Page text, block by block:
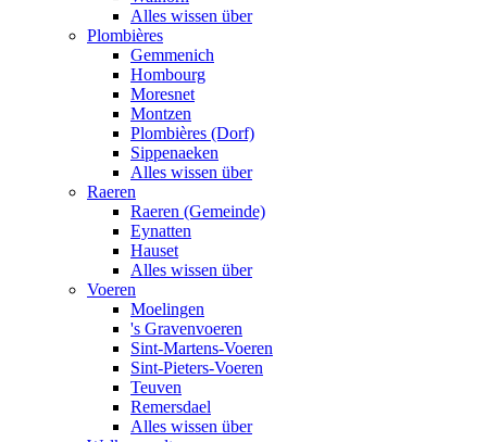
Alles wissen über
Plombières
Gemmenich
Hombourg
Moresnet
Montzen
Plombières (Dorf)
Sippenaeken
Alles wissen über
Raeren
Raeren (Gemeinde)
Eynatten
Hauset
Alles wissen über
Voeren
Moelingen
's Gravenvoeren
Sint-Martens-Voeren
Sint-Pieters-Voeren
Teuven
Remersdael
Alles wissen über